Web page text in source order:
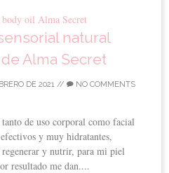
natural
Alma Secret
DE 2021// NO COMMENTS
de uso corporal como facial
y muy hidratantes,
y nutrir, para mi piel
resultado me dan....